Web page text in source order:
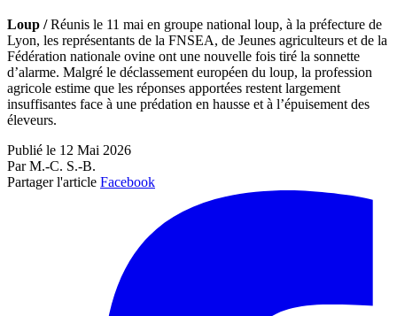
Loup /Réunis le 11 mai en groupe national loup, à la préfecture de
Lyon, les représentants de la FNSEA, de Jeunes agriculteurs et de la
Fédération nationale ovine ont une nouvelle fois tiré la sonnette
d’alarme. Malgré le déclassement européen du loup, la profession
agricole estime que les réponses apportées restent largement
insuffisantes face à une prédation en hausse et à l’épuisement des
éleveurs.
Publié le 12 Mai 2026
Par M.-C. S.-B.
Partager l'article Facebook